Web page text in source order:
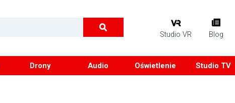
Studio VR Blog
Drony Audio Oświetlenie Studio TV